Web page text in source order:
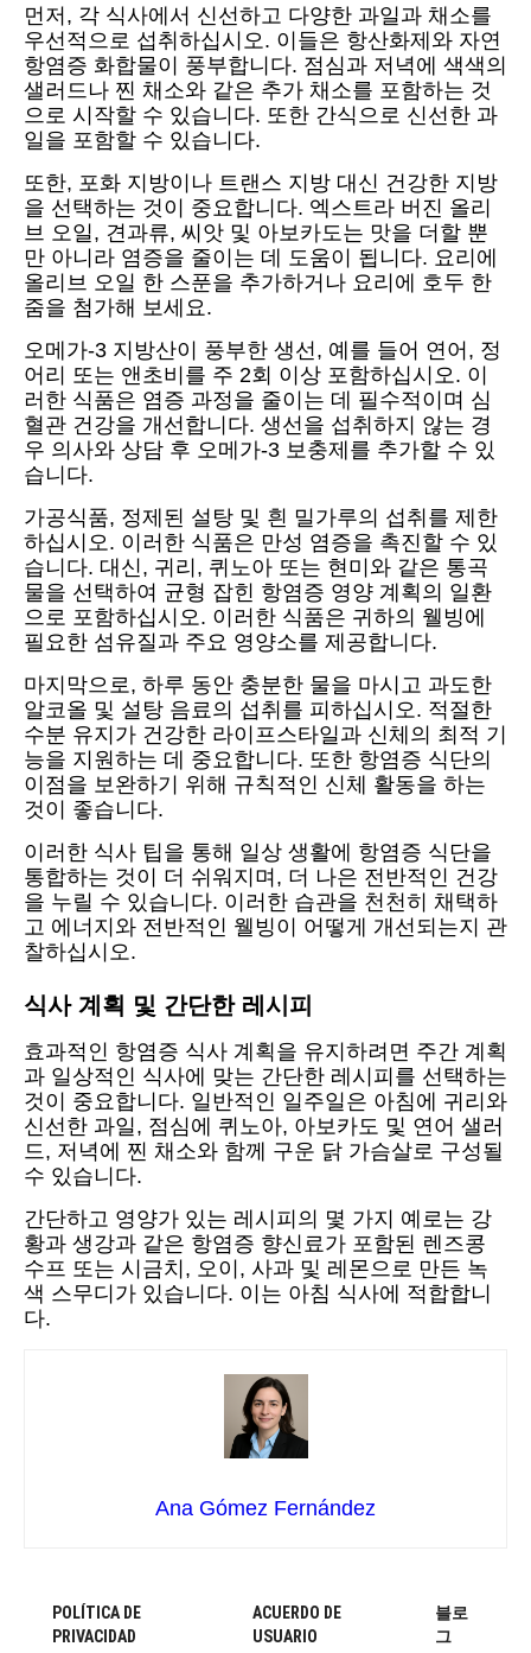
먼저, 각 식사에서 신선하고 다양한 과일과 채소를
우선적으로 섭취하십시오. 이들은 항산화제와 자연
항염증 화합물이 풍부합니다. 점심과 저녁에 색색의
샐러드나 찐 채소와 같은 추가 채소를 포함하는 것
으로 시작할 수 있습니다. 또한 간식으로 신선한 과
일을 포함할 수 있습니다.
또한, 포화 지방이나 트랜스 지방 대신 건강한 지방
을 선택하는 것이 중요합니다. 엑스트라 버진 올리
브 오일, 견과류, 씨앗 및 아보카도는 맛을 더할 뿐
만 아니라 염증을 줄이는 데 도움이 됩니다. 요리에
올리브 오일 한 스푼을 추가하거나 요리에 호두 한
줌을 첨가해 보세요.
오메가-3 지방산이 풍부한 생선, 예를 들어 연어, 정
어리 또는 앤초비를 주 2회 이상 포함하십시오. 이
러한 식품은 염증 과정을 줄이는 데 필수적이며 심
혈관 건강을 개선합니다. 생선을 섭취하지 않는 경
우 의사와 상담 후 오메가-3 보충제를 추가할 수 있
습니다.
가공식품, 정제된 설탕 및 흰 밀가루의 섭취를 제한
하십시오. 이러한 식품은 만성 염증을 촉진할 수 있
습니다. 대신, 귀리, 퀴노아 또는 현미와 같은 통곡
물을 선택하여 균형 잡힌 항염증 영양 계획의 일환
으로 포함하십시오. 이러한 식품은 귀하의 웰빙에
필요한 섬유질과 주요 영양소를 제공합니다.
마지막으로, 하루 동안 충분한 물을 마시고 과도한
알코올 및 설탕 음료의 섭취를 피하십시오. 적절한
수분 유지가 건강한 라이프스타일과 신체의 최적 기
능을 지원하는 데 중요합니다. 또한 항염증 식단의
이점을 보완하기 위해 규칙적인 신체 활동을 하는
것이 좋습니다.
이러한 식사 팁을 통해 일상 생활에 항염증 식단을
통합하는 것이 더 쉬워지며, 더 나은 전반적인 건강
을 누릴 수 있습니다. 이러한 습관을 천천히 채택하
고 에너지와 전반적인 웰빙이 어떻게 개선되는지 관
찰하십시오.
식사 계획 및 간단한 레시피
효과적인 항염증 식사 계획을 유지하려면 주간 계획
과 일상적인 식사에 맞는 간단한 레시피를 선택하는
것이 중요합니다. 일반적인 일주일은 아침에 귀리와
신선한 과일, 점심에 퀴노아, 아보카도 및 연어 샐러
드, 저녁에 찐 채소와 함께 구운 닭 가슴살로 구성될
수 있습니다.
간단하고 영양가 있는 레시피의 몇 가지 예로는 강
황과 생강과 같은 항염증 향신료가 포함된 렌즈콩
수프 또는 시금치, 오이, 사과 및 레몬으로 만든 녹
색 스무디가 있습니다. 이는 아침 식사에 적합합니
다.
Ana Gómez Fernández
POLÍTICA DE
PRIVACIDAD
ACUERDO DE
USUARIO
블로
그